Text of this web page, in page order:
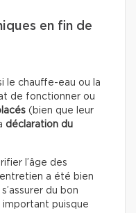
en fin de
le chauffe-eau ou la
de fonctionner ou
(bien que leur
déclaration du
l’âge des
a été bien
du bon
important puisque